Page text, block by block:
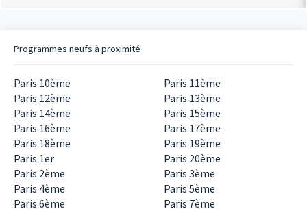
Programmes neufs à proximité
Paris 10ème
Paris 11ème
Paris 12ème
Paris 13ème
Paris 14ème
Paris 15ème
Paris 16ème
Paris 17ème
Paris 18ème
Paris 19ème
Paris 1er
Paris 20ème
Paris 2ème
Paris 3ème
Paris 4ème
Paris 5ème
Paris 6ème
Paris 7ème